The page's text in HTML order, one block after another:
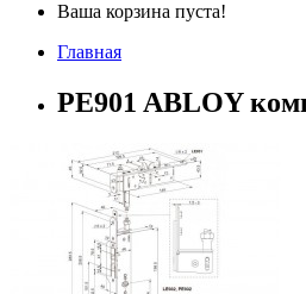
Ваша корзина пуста!
Главная
PE901 ABLOY